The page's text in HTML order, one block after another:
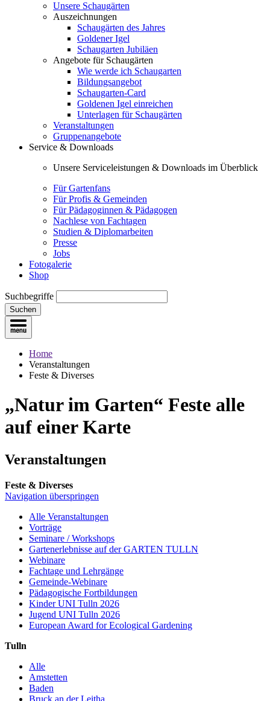
Unsere Schaugärten
Auszeichnungen
Schaugärten des Jahres
Goldener Igel
Schaugarten Jubiläen
Angebote für Schaugärten
Wie werde ich Schaugarten
Bildungsangebot
Schaugarten-Card
Goldenen Igel einreichen
Unterlagen für Schaugärten
Veranstaltungen
Gruppenangebote
Service & Downloads
Unsere Serviceleistungen & Downloads im Überblick
Für Gartenfans
Für Profis & Gemeinden
Für Pädagoginnen & Pädagogen
Nachlese von Fachtagen
Studien & Diplomarbeiten
Presse
Jobs
Fotogalerie
Shop
Suchbegriffe
Suchen
Home
Veranstaltungen
Feste & Diverses
„Natur im Garten“ Feste alle
auf einer Karte
Veranstaltungen
Feste & Diverses
Navigation überspringen
Alle Veranstaltungen
Vorträge
Seminare / Workshops
Gartenerlebnisse auf der GARTEN TULLN
Webinare
Fachtage und Lehrgänge
Gemeinde-Webinare
Pädagogische Fortbildungen
Kinder UNI Tulln 2026
Jugend UNI Tulln 2026
European Award for Ecological Gardening
Tulln
Alle
Amstetten
Baden
Bruck an der Leitha